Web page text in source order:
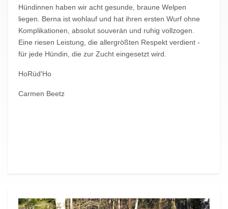
Hündinnen haben wir acht gesunde, braune Welpen
liegen. Berna ist wohlauf und hat ihren ersten Wurf ohne
Komplikationen, absolut souverän und ruhig vollzogen.
Eine riesen Leistung, die allergrößten Respekt verdient -
für jede Hündin, die zur Zucht eingesetzt wird.
HoRüd'Ho
Carmen Beetz